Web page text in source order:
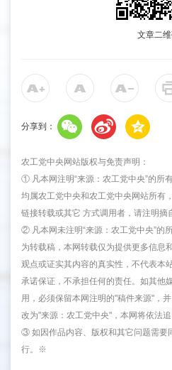
文章二
分享到：
农工党中央网站版权与免责声明：
① 凡本网注明“来源：农工党中央”的所
均属农工党中央和农工党中央网站所有
链接转载或其它 方式调用者，请注明摘
② 凡本网未注明“来源：农工党中央”的
为转载稿，本网转载仅为提供更多信息
观点或证实其内容的真实性，不代表本
承诺保证，不承担任何的责任。如其他
用，必须保留本网注明的"稿件来源"，
改为"来源：农工党中央"，本网将依法追
③ 如因作品内容、版权和其它问题需要
行。※